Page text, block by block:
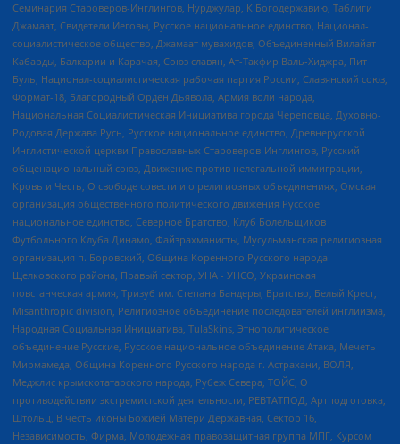
Семинария Староверов-Инглингов, Нурджулар, К Богодержавию, Таблиги
Джамаат, Свидетели Иеговы, Русское национальное единство, Национал-
социалистическое общество, Джамаат мувахидов, Объединенный Вилайат
Кабарды, Балкарии и Карачая, Союз славян, Ат-Такфир Валь-Хиджра, Пит
Буль, Национал-социалистическая рабочая партия России, Славянский союз,
Формат-18, Благородный Орден Дьявола, Армия воли народа,
Национальная Социалистическая Инициатива города Череповца, Духовно-
Родовая Держава Русь, Русское национальное единство, Древнерусской
Инглистической церкви Православных Староверов-Инглингов, Русский
общенациональный союз, Движение против нелегальной иммиграции,
Кровь и Честь, О свободе совести и о религиозных объединениях, Омская
организация общественного политического движения Русское
национальное единство, Северное Братство, Клуб Болельщиков
Футбольного Клуба Динамо, Файзрахманисты, Мусульманская религиозная
организация п. Боровский, Община Коренного Русского народа
Щелковского района, Правый сектор, УНА - УНСО, Украинская
повстанческая армия, Тризуб им. Степана Бандеры, Братство, Белый Крест,
Misanthropic division, Религиозное объединение последователей инглиизма,
Народная Социальная Инициатива, TulaSkins, Этнополитическое
объединение Русские, Русское национальное объединение Атака, Мечеть
Мирмамеда, Община Коренного Русского народа г. Астрахани, ВОЛЯ,
Меджлис крымскотатарского народа, Рубеж Севера, ТОЙС, О
противодействии экстремистской деятельности, РЕВТАТПОД, Артподготовка,
Штольц, В честь иконы Божией Матери Державная, Сектор 16,
Независимость, Фирма, Молодежная правозащитная группа МПГ, Курсом